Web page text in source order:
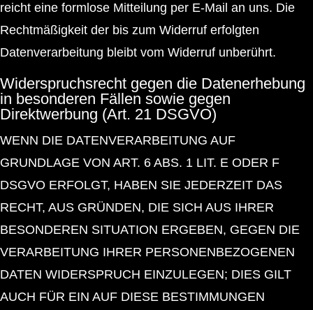
reicht eine formlose Mitteilung per E-Mail an uns. Die
Rechtmäßigkeit der bis zum Widerruf erfolgten
Datenverarbeitung bleibt vom Widerruf unberührt.
Widerspruchsrecht gegen die Datenerhebung
in besonderen Fällen sowie gegen
Direktwerbung (Art. 21 DSGVO)
WENN DIE DATENVERARBEITUNG AUF
GRUNDLAGE VON ART. 6 ABS. 1 LIT. E ODER F
DSGVO ERFOLGT, HABEN SIE JEDERZEIT DAS
RECHT, AUS GRÜNDEN, DIE SICH AUS IHRER
BESONDEREN SITUATION ERGEBEN, GEGEN DIE
VERARBEITUNG IHRER PERSONENBEZOGENEN
DATEN WIDERSPRUCH EINZULEGEN; DIES GILT
AUCH FÜR EIN AUF DIESE BESTIMMUNGEN